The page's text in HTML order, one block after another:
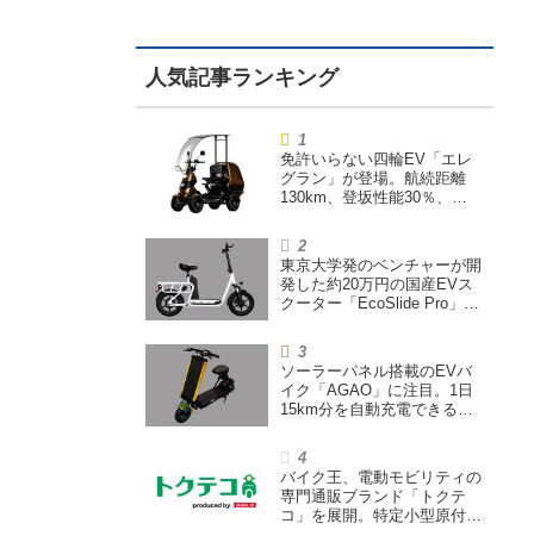
免許いらない四輪EV「エレ
グラン」が登場。航続距離
130km、登坂性能30％、
東京大学発のベンチャーが開
発した約20万円の国産EVス
クーター「EcoSlide Pro」が
ハイパワー特定小型原付
ソーラーパネル搭載のEVバ
イク「AGAO」に注目。1日
15km分を自動充電できる
バイク王、電動モビリティの
専門通販ブランド「トクテ
コ」を展開。特定小型原付や